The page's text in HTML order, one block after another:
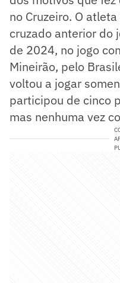
no Cruzeiro. O
cruzado anterior do
de 2024, no jogo
Mineirão, pelo
voltou a jogar
participou de cinco
mas nenhuma vez